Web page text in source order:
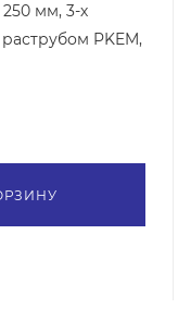
мм, 3-х
PKEM,